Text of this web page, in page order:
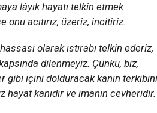
lâyık hayatı telkin etmek
onu acıtırız, üzeriz, incitiriz.
olarak ıstırabı telkin ederiz,
dilenmeyiz. Çünkü, biz,
gibi içini dolduracak kanın terkibini
hayat kanıdır ve imanın cevheridir.